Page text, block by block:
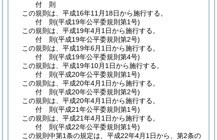
付 則
この規則は、平成16年11月18日から施行する。
付 則(平成19年公平委規則第1号)
この規則は、平成19年4月1日から施行する。
付 則(平成19年公平委規則第2号)
この規則は、平成19年6月1日から施行する。
付 則(平成19年公平委規則第4号)
この規則は、平成19年10月1日から施行する。
付 則(平成20年公平委規則第1号)
この規則は、平成20年4月1日から施行する。
付 則(平成20年公平委規則第2号)
この規則は、平成20年4月1日から施行する。
付 則(平成21年公平委規則第1号)
この規則は、平成21年4月1日から施行する。
付 則(平成22年公平委規則第1号)
この規則中第1条の規定は、平成22年4月1日から、第2条の